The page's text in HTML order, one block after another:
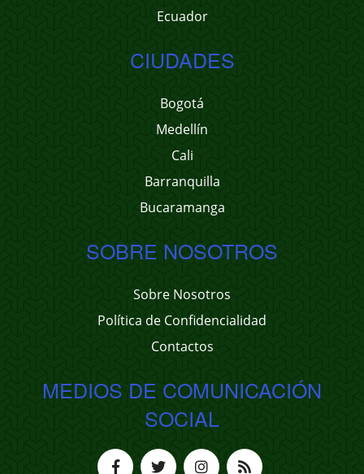
Ecuador
CIUDADES
Bogotá
Medellín
Cali
Barranquilla
Bucaramanga
SOBRE NOSOTROS
Sobre Nosotros
Política de Confidencialidad
Contactos
MEDIOS DE COMUNICACIÓN
SOCIAL